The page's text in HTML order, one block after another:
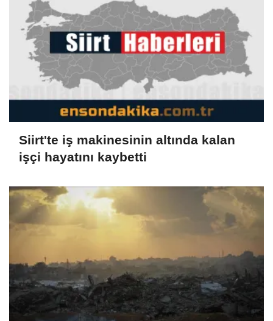
Siirt'te iş makinesinin altında kalan
işçi hayatını kaybetti